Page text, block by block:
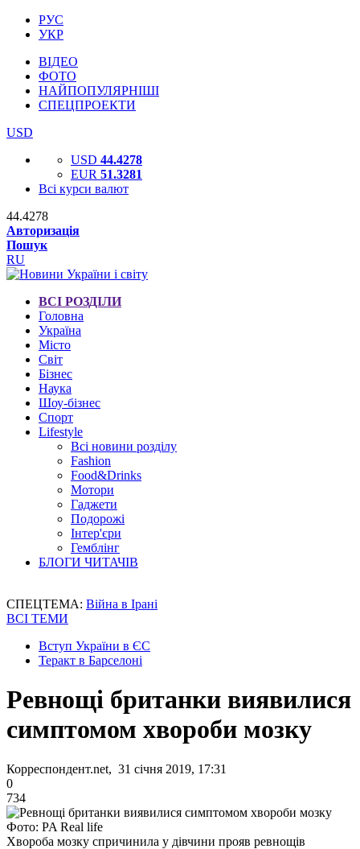
РУС
УКР
ВІДЕО
ФОТО
НАЙПОПУЛЯРНІШІ
СПЕЦПРОЕКТИ
USD
USD 44.4278
EUR 51.3281
Всі курси валют
44.4278
Авторизація
Пошук
RU
ВСІ РОЗДІЛИ
Головна
Україна
Місто
Світ
Бізнес
Наука
Шоу-бізнес
Спорт
Lifestyle
Всі новини розділу
Fashion
Food&Drinks
Мотори
Гаджети
Подорожі
Інтер'єри
Гемблінг
БЛОГИ ЧИТАЧІВ
СПЕЦТЕМА: Війна в Ірані
ВСІ ТЕМИ
Вступ України в ЄС
Теракт в Барселоні
Ревнощі британки виявилися
симптомом хвороби мозку
Корреспондент.net, 31 січня 2019, 17:31
0
734
Фото: PA Real life
Хвороба мозку спричинила у дівчини прояв ревнощів